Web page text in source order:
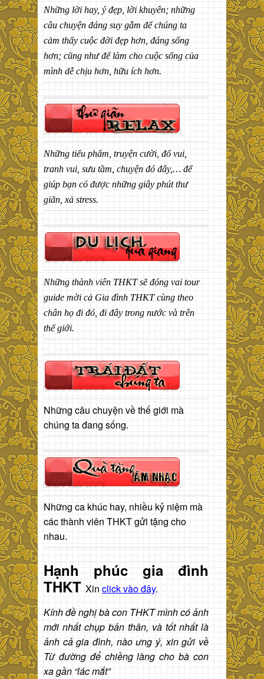
Những lời hay, ý đẹp, lời khuyên; những
câu chuyện đáng suy gẫm để chúng ta
cảm thấy cuộc đời đẹp hơn, đáng sống
hơn; cũng như để làm cho cuộc sống của
mình dễ chịu hơn, hữu ích hơn.
Những tiểu phẩm, truyện cười, đố vui,
tranh vui, sưu tầm, chuyện đó đây,… để
giúp bạn có được những giây phút thư
giãn, xả stress.
Những thành viên THKT sẽ đóng vai tour
guide mời cả Gia đình THKT cùng theo
chân họ đi đó, đi đây trong nước và trên
thế giới.
Những câu chuyện về thế giới mà
chúng ta đang sống.
Những ca khúc hay, nhiều kỷ niệm mà
các thành viên THKT gửi tặng cho
nhau.
Hạnh phúc gia đình
THKT Xin click vào đây.
Kính đề nghị bà con THKT mình có ảnh
mới nhất chụp bản thân, và tốt nhất là
ảnh cả gia đình, nào ưng ý, xin gửi về
Từ đường để chiềng làng cho bà con
xa gần “lác mắt”